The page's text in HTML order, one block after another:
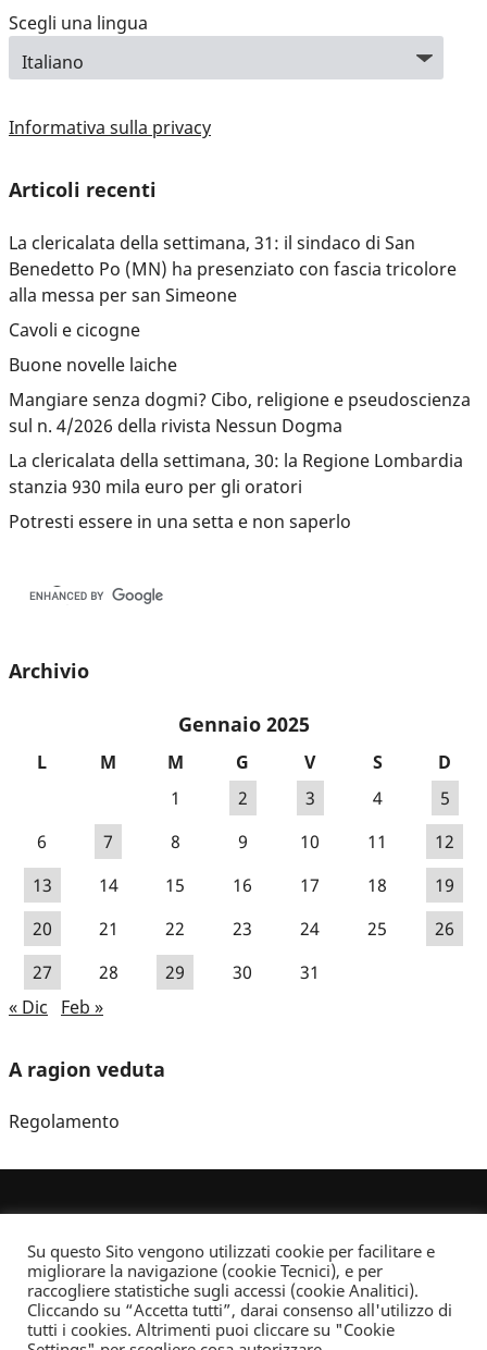
Scegli una lingua
Informativa sulla privacy
Articoli recenti
La clericalata della settimana, 31: il sindaco di San
Benedetto Po (MN) ha presenziato con fascia tricolore
alla messa per san Simeone
Cavoli e cicogne
Buone novelle laiche
Mangiare senza dogmi? Cibo, religione e pseudoscienza
sul n. 4/2026 della rivista Nessun Dogma
La clericalata della settimana, 30: la Regione Lombardia
stanzia 930 mila euro per gli oratori
Potresti essere in una setta e non saperlo
Archivio
Gennaio 2025
L M M G V S
D
1
2 3 4
5
6
7 8 9 10 11
12
13
14 15 16 17 18
19
20
21 22 23 24 25
26
27
28 29 30
31
« Dic
Feb »
A ragion veduta
Regolamento
Dove non indicato altrimenti quest’opera è distribuita con Licenza
Creative Commons Attribuzione - Non commerciale - Non opere derivate 2.5 Italia
Su questo Sito vengono utilizzati cookie per facilitare e
migliorare la navigazione (cookie Tecnici), e per
raccogliere statistiche sugli accessi (cookie Analitici).
Cliccando su “Accetta tutti”, darai consenso all'utilizzo di
tutti i cookies. Altrimenti puoi cliccare su "Cookie